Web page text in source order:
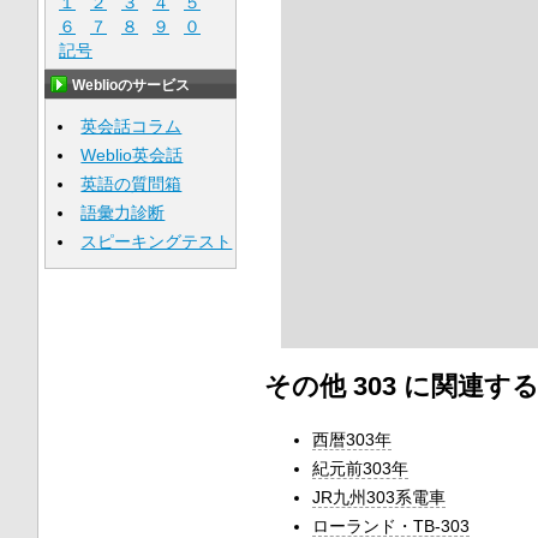
その他 303 に関連す
西暦303年
紀元前303年
JR九州303系電車
ローランド・TB-303
６
７ ８ ９
０
記号
Weblioのサービス
英会話コラム
Weblio英会話
英語の質問箱
語彙力診断
スピーキングテスト